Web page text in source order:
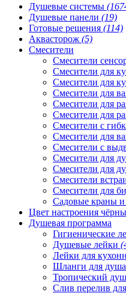
Душевые системы
Душевые панели (19)
Готовые решения (114)
Аквасторож (5)
Смесители
Смесители
Смесители для
Смесители для
Смесители для
Смесители для
Смесители для
Смесители с
Смесители для
Смесители с
Смесители для
Смесители для
Смесители
Смесители для
Садовые краны
Цвет настроения
Душевая программа
Гигиенические
Душевые лейки
Лейки для
Шланги для душа
Тропический душ
Слив перелив